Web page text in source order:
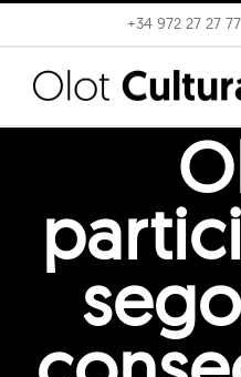
to
content
+34 972 27 27 77